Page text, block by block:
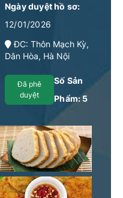
Ngày duyệt hồ sơ:
12/01/2026
ĐC: Thôn Mạch Kỳ,
Dân Hòa, Hà Nội
Đã phê
duyệt
Số Sản
Phẩm: 5